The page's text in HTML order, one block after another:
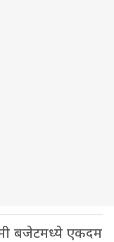
बजेटमध्ये एकदम